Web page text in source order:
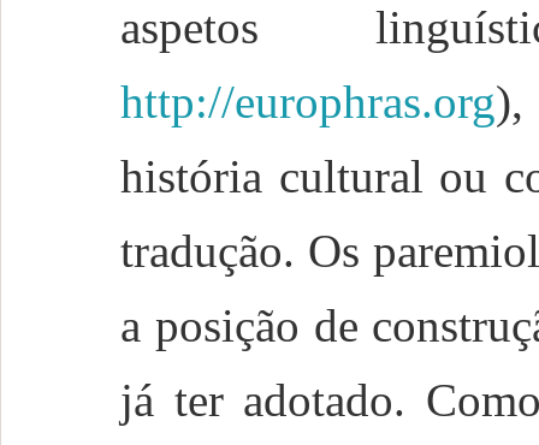
aspetos
http://europhras.org),
história cultural ou
tradução. Os
a posição de
já ter adotado.